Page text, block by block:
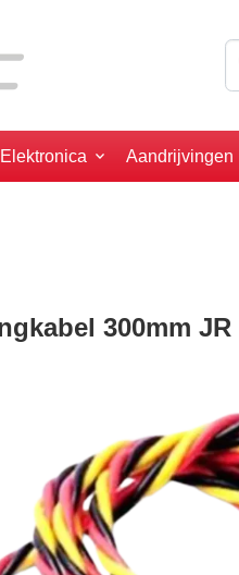
Elektronica Aandrijvingen
300mm